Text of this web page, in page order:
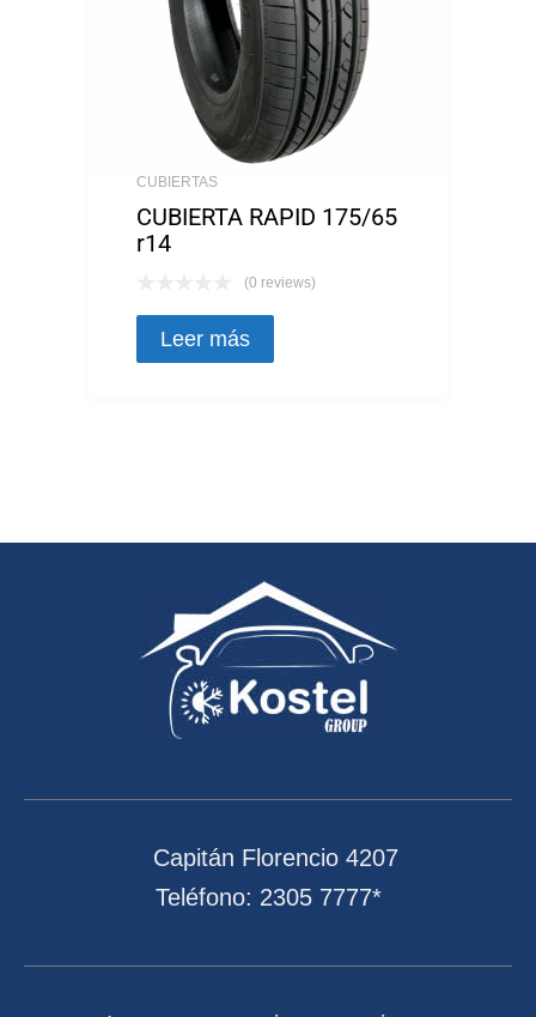
CUBIERTAS
CUBIERTA RAPID 175/65
r14
(0 reviews)
Leer más
Capitán Florencio 4207
Teléfono: 2305 7777*